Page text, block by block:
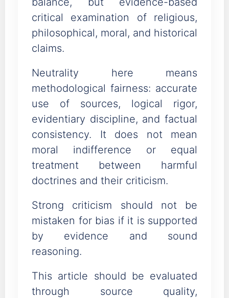
balance, but evidence-based
critical examination of religious,
philosophical, moral, and historical
claims.
Neutrality here means
methodological fairness: accurate
use of sources, logical rigor,
evidentiary discipline, and factual
consistency. It does not mean
moral indifference or equal
treatment between harmful
doctrines and their criticism.
Strong criticism should not be
mistaken for bias if it is supported
by evidence and sound
reasoning.
This article should be evaluated
through source quality,